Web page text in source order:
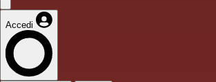
Accedi